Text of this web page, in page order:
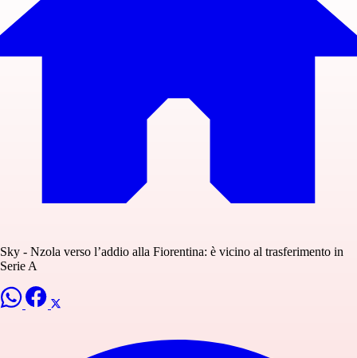
Sky - Nzola verso l’addio alla Fiorentina: è vicino al trasferimento in
Serie A